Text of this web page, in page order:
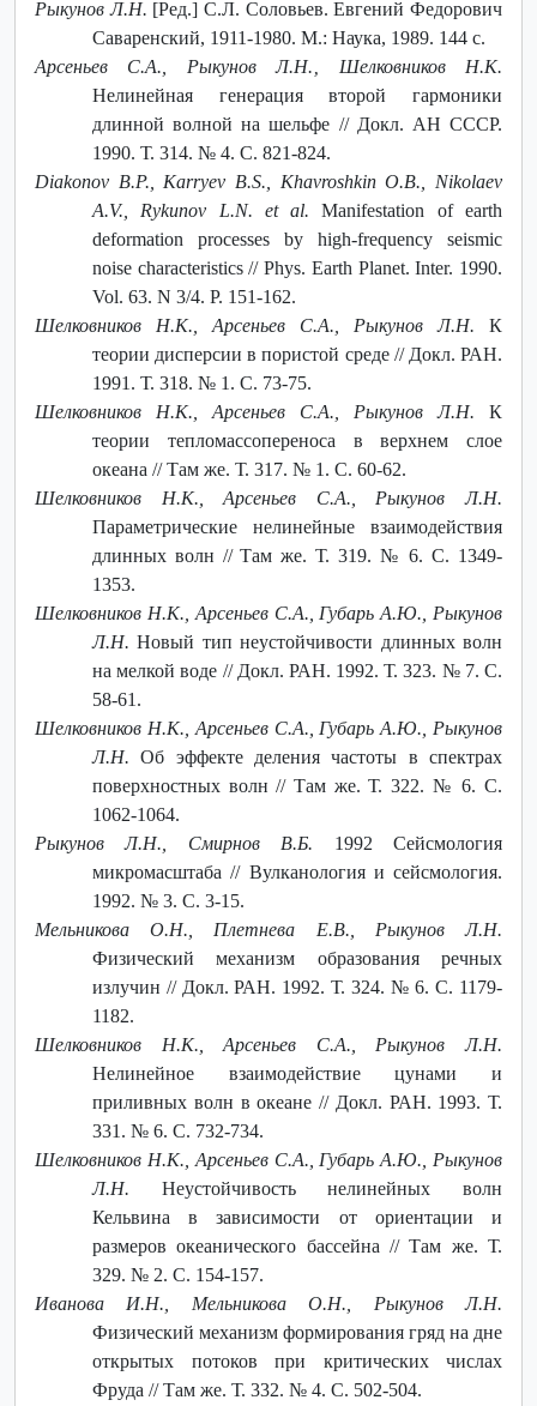
Рыкунов Л.Н. [Ред.] С.Л. Соловьев. Евгений Федорович
Саваренский, 1911-1980. М.: Наука, 1989. 144 с.
Арсеньев С.А., Рыкунов Л.Н.‚ Шелковников Н.К.
Нелинейная генерация второй гармоники
длинной волной на шельфе // Докл. АН СССР.
1990. Т. 314. № 4. С. 821-824.
Diakonov B.P., Karryev B.S., Khavroshkin O.B., Nikolaev
A.V., Rykunov L.N. et al.Manifestation of earth
deformation processes by high-frequency seismic
noise characteristics // Phys. Earth Planet. Inter. 1990.
Vol. 63. N 3/4. P. 151-162.
Шелковников Н.К., Арсеньев С.А., Рыкунов Л.Н. К
теории дисперсии в пористой среде // Докл. РАН.
1991. Т. 318. № 1. C. 73-75.
Шелковников Н.К., Арсеньев С.А., Рыкунов Л.Н. К
теории тепломассопереноса в верхнем слое
океана // Там же. Т. 317. № 1. C. 60-62.
Шелковников Н.К., Арсеньев С.А., Рыкунов Л.Н.
Параметрические нелинейные взаимодействия
длинных волн // Там же. Т. 319. № 6. C. 1349-
1353.
Шелковников Н.К., Арсеньев С.А., Губарь А.Ю., Рыкунов
Л.Н.Новый тип неустойчивости длинных волн
на мелкой воде // Докл. РАН. 1992. Т. 323. № 7. C.
58-61.
Шелковников Н.К., Арсеньев С.А., Губарь А.Ю., Рыкунов
Л.Н.Об эффекте деления частоты в спектрах
поверхностных волн // Там же. Т. 322. № 6. C.
1062-1064.
Рыкунов Л.Н., Смирнов В.Б. 1992 Сейсмология
микромасштаба // Вулканология и сейсмология.
1992. № 3. C. 3-15.
Мельникова О.Н., Плетнева Е.В., Рыкунов Л.Н.
Физический механизм образования речных
излучин // Докл. РАН. 1992. Т. 324. № 6. C. 1179-
1182.
Шелковников Н.К., Арсеньев С.А., Рыкунов Л.Н.
Нелинейное взаимодействие цунами и
приливных волн в океане // Докл. РАН. 1993. Т.
331. № 6. C. 732-734.
Шелковников Н.К., Арсеньев С.А., Губарь А.Ю., Рыкунов
Л.Н. Неустойчивость нелинейных волн
Кельвина в зависимости от ориентации и
размеров океанического бассейна // Там же. Т.
329. № 2. C. 154-157.
Иванова И.Н., Мельникова О.Н., Рыкунов Л.Н.
Физический механизм формирования гряд на дне
открытых потоков при критических числах
Фруда // Там же. Т. 332. № 4. C. 502-504.